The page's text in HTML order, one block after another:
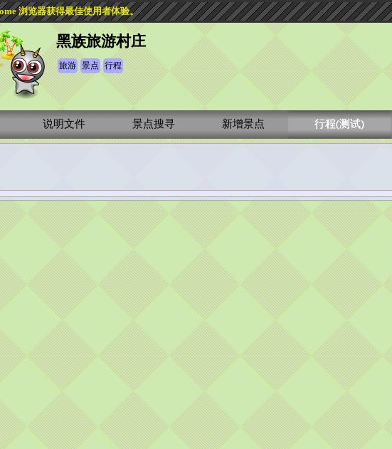
浏览器获得最佳使用者体验。
黑族旅游村庄
旅游 景点 行程
说明文件 景点搜寻 新增景点 行程(测试)